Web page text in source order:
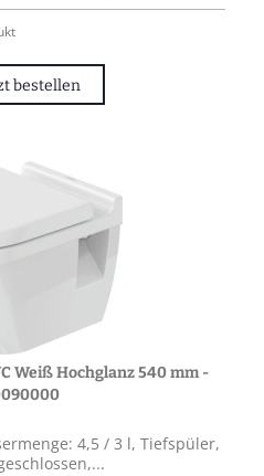
bestellen
Weiß Hochglanz 540 mm -
4,5 / 3 l, Tiefspüler,